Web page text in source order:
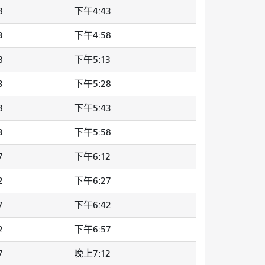
下午4:43
下午4:58
下午5:13
下午5:28
下午5:43
下午5:58
下午6:12
下午6:27
下午6:42
下午6:57
晚上7:12